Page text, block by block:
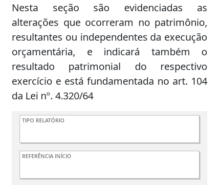
Nesta seção são evidenciadas as
alterações que ocorreram no patrimônio,
resultantes ou independentes da execução
orçamentária, e indicará também o
resultado patrimonial do respectivo
exercício e está fundamentada no art. 104
da Lei nº. 4.320/64